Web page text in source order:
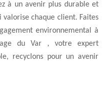
à un avenir plus durable et
chaque client. Faites
environnemental à
du Var , votre expert
recyclons pour un avenir